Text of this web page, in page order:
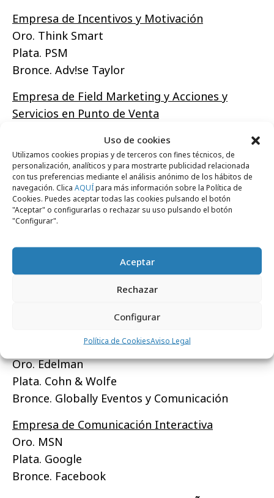
Uso de cookies
Utilizamos cookies propias y de terceros con fines técnicos, de
personalización, analíticos y para mostrarte publicidad relacionada
con tus preferencias mediante el análisis anónimo de los hábitos de
navegación. Clica AQUÍpara más información sobre la Política de
Cookies. Puedes aceptar todas las cookies pulsando el botón
"Aceptar" o configurarlas o rechazar su uso pulsando el botón
"Configurar".
Aceptar
Rechazar
Configurar
Política de CookiesAviso Legal
Empresa de Incentivos y Motivación
Oro. Think Smart
Plata. PSM
Bronce. Adv!se Taylor
Empresa de Field Marketing y Acciones y
Servicios en Punto de Venta
Bronce. Aplus Field Marketing
Empresa de Branding
Oro. Coleman
Plata. Branward
Empresa de Licensing
Oro. BRB Internacional
Bronce. Copyright Promotions
Empresa de RR.PP.
Oro. Edelman
Plata. Cohn & Wolfe
Bronce. Globally Eventos y Comunicación
Empresa de Comunicación Interactiva
Oro. MSN
Plata. Google
Bronce. Facebook